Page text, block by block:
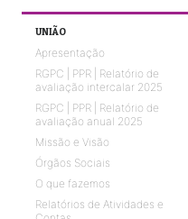
UNIÃO
Apresentação
RGPC | PPR | Relatório de
avaliação intercalar 2025
RGPC | PPR | Relatório de
avaliação anual 2025
Missão e Visão
Órgãos Sociais
O que fazemos
Relatórios de Atividades e